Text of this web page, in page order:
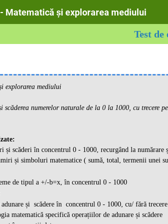
Matematică și explorarea mediului
Test
explorarea mediului
scăderea numerelor naturale de la 0 la 1000, cu trecere
și scăderi în concentrul 0 - 1000, recurgând la numărare
și simboluri matematice ( sumă, total, termenii unei
de tipul a +/-b=x, în concentrul 0 - 1000
și scădere în concentrul 0 - 1000, cu/ fără
matematică specifică operațiilor de adunare și scădere